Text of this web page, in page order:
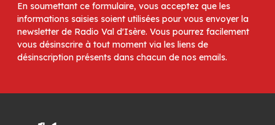
En soumettant ce formulaire, vous acceptez que les
informations saisies soient utilisées pour vous envoyer la
newsletter de Radio Val d'Isère. Vous pourrez facilement
vous désinscrire à tout moment via les liens de
désinscription présents dans chacun de nos emails.